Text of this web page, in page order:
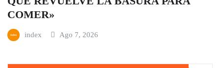
COMER»
index Ago 7, 2026